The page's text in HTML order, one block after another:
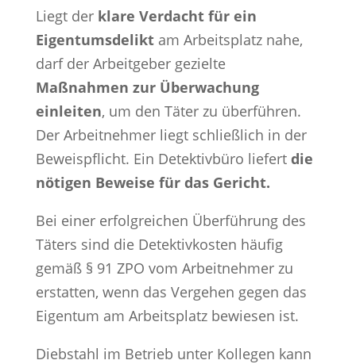
Liegt der klare Verdacht für ein
Eigentumsdeliktam Arbeitsplatz nahe,
darf der Arbeitgeber gezielte
Maßnahmen zur Überwachung
einleiten, um den Täter zu überführen.
Der Arbeitnehmer liegt schließlich in der
Beweispflicht. Ein Detektivbüro liefert die
nötigen Beweise für das Gericht.
Bei einer erfolgreichen Überführung des
Täters sind die Detektivkosten häufig
gemäß § 91 ZPO vom Arbeitnehmer zu
erstatten, wenn das Vergehen gegen das
Eigentum am Arbeitsplatz bewiesen ist.
Diebstahl im Betrieb unter Kollegen kann